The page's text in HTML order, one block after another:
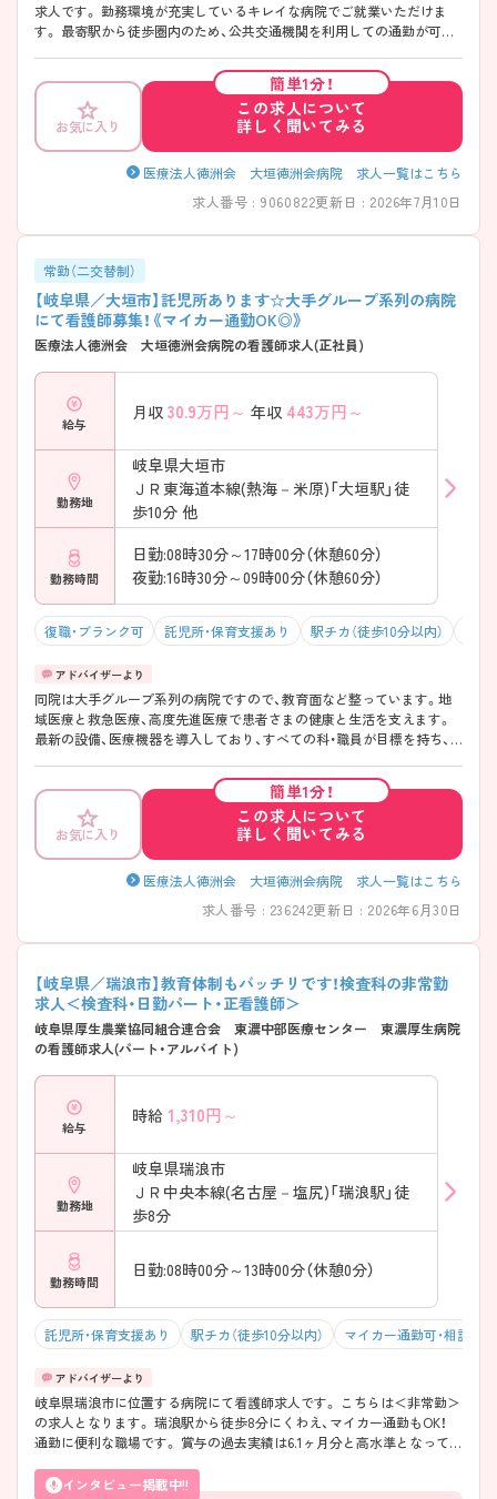
求人です。 勤務環境が充実しているキレイな病院でご就業いただけま
す。 最寄駅から徒歩圏内のため、公共交通機関を利用しての通勤が可能
お気に入り
簡単1分！
この求人について
詳しく聞いてみる
医療法人徳洲会 大垣徳洲会病院 求人一覧はこちら
求人番号 : 9060822更新日 : 2026年7月10日
常勤（二交替制）
【岐阜県／大垣市】託児所あります☆大手グループ系列の病院
にて看護師募集！《マイカー通勤OK◎》
医療法人徳洲会 大垣徳洲会病院の看護師求人(正社員)
給与
月収 30.9万円～ 年収 443万円～
勤務地
岐阜県大垣市
ＪＲ東海道本線(熱海－米原)「大垣駅」徒
歩10分 他
勤務時間
日勤:08時30分～17時00分（休憩60分）
夜勤:16時30分～09時00分（休憩60分）
復職・ブランク可 託児所・保育支援あり 駅チカ（徒歩10分以内）
同院は大手グループ系列の病院ですので、教育面など整っています。地
域医療と救急医療、高度先進医療で患者さまの健康と生活を支えます。
最新の設備、医療機器を導入しており、すべての科・職員が目標を持ち、
を目標としています。子育て中の方に嬉しい24時間対応の託児所も完備
されています。 ご興味のある方には、面接対策ポイントなど、さらに詳細
をお話しいたしますので、お気軽にご相談ください。
お気に入り
簡単1分！
この求人について
詳しく聞いてみる
医療法人徳洲会 大垣徳洲会病院 求人一覧はこちら
求人番号 : 236242更新日 : 2026年6月30日
【岐阜県／瑞浪市】教育体制もバッチリです！検査科の非常勤
求人＜検査科・日勤パート・正看護師＞
岐阜県厚生農業協同組合連合会 東濃中部医療センター 東濃厚生病院
の看護師求人(パート・アルバイト)
給与
時給 1,310円～
勤務地
岐阜県瑞浪市
ＪＲ中央本線(名古屋－塩尻)「瑞浪駅」徒
歩8分
勤務時間
日勤:08時00分～13時00分（休憩0分）
託児所・保育支援あり 駅チカ（徒歩10分以内） マイカー通勤可・相談可
岐阜県瑞浪市に位置する病院にて看護師求人です。 こちらは＜非常勤＞
の求人となります。 瑞浪駅から徒歩8分にくわえ、マイカー通勤もOK！
通勤に便利な職場です。 賞与の過去実績は6.1ヶ月分と高水準となってい
ますのでお気軽にお問い合わせくださいませ。
インタビュー掲載中!!